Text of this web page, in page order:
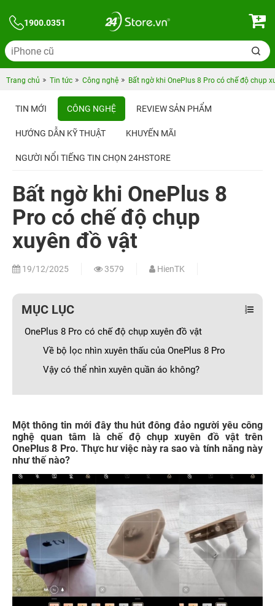
1900.0351
Trang chủ Tin tức Công nghệ Bất ngờ khi OnePlus 8 Pro có chế độ chụp
TIN MỚI CÔNG NGHỆ REVIEW SẢN PHẨM
HƯỚNG DẪN KỸ THUẬT KHUYẾN MÃI
NGƯỜI NỔI TIẾNG TIN CHỌN 24HSTORE
Bất ngờ khi OnePlus 8
Pro có chế độ chụp
xuyên đồ vật
19/12/2025 3579 HienTK
MỤC LỤC
OnePlus 8 Pro có chế độ chụp xuyên đồ vật
Về bộ lọc nhìn xuyên thấu của OnePlus 8 Pro
Vậy có thể nhìn xuyên quần áo không?
Một thông tin mới đây thu hút đông đảo người yêu công
nghệ quan tâm là chế độ chụp xuyên đồ vật trên
OnePlus 8 Pro. Thực hư việc này ra sao và tính năng này
như thế nào?